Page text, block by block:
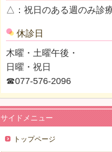
△：祝日のある週のみ診
休診日
木曜・土曜午後・
日曜・祝日
☎077‐576‐2096
サイドメニュー
トップページ